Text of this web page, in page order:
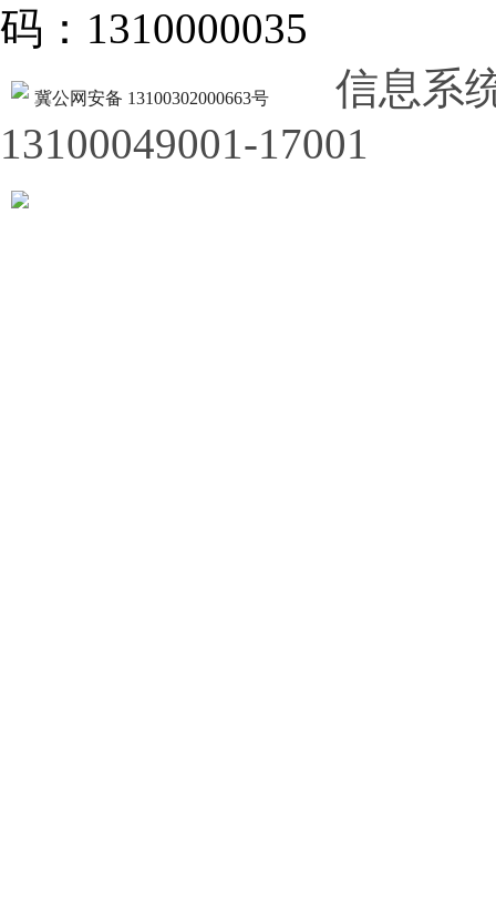
码：1310000035
冀公网安备 13100302000663号
信息系
13100049001-17001